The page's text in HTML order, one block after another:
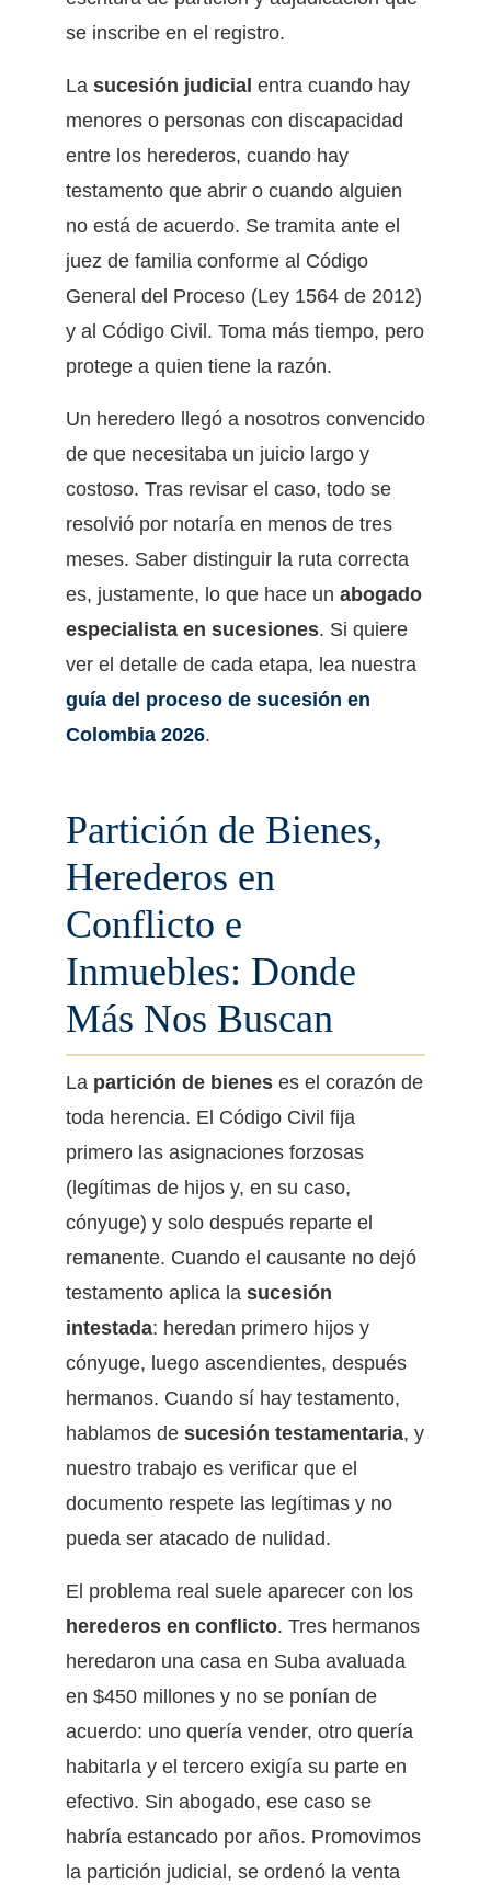
se inscribe en el registro.
La sucesión judicial entra cuando hay
menores o personas con discapacidad
entre los herederos, cuando hay
testamento que abrir o cuando alguien
no está de acuerdo. Se tramita ante el
juez de familia conforme al Código
General del Proceso (Ley 1564 de 2012)
y al Código Civil. Toma más tiempo, pero
protege a quien tiene la razón.
Un heredero llegó a nosotros convencido
de que necesitaba un juicio largo y
costoso. Tras revisar el caso, todo se
resolvió por notaría en menos de tres
meses. Saber distinguir la ruta correcta
es, justamente, lo que hace un abogado
especialista en sucesiones. Si quiere
ver el detalle de cada etapa, lea nuestra
guía del proceso de sucesión en
Colombia 2026.
Partición de Bienes,
Herederos en
Conflicto e
Inmuebles: Donde
Más Nos Buscan
La partición de bienes es el corazón de
toda herencia. El Código Civil fija
primero las asignaciones forzosas
(legítimas de hijos y, en su caso,
cónyuge) y solo después reparte el
remanente. Cuando el causante no dejó
testamento aplica la sucesión
intestada: heredan primero hijos y
cónyuge, luego ascendientes, después
hermanos. Cuando sí hay testamento,
hablamos de sucesión testamentaria, y
nuestro trabajo es verificar que el
documento respete las legítimas y no
pueda ser atacado de nulidad.
El problema real suele aparecer con los
herederos en conflicto. Tres hermanos
heredaron una casa en Suba avaluada
en $450 millones y no se ponían de
acuerdo: uno quería vender, otro quería
habitarla y el tercero exigía su parte en
efectivo. Sin abogado, ese caso se
habría estancado por años. Promovimos
la partición judicial, se ordenó la venta